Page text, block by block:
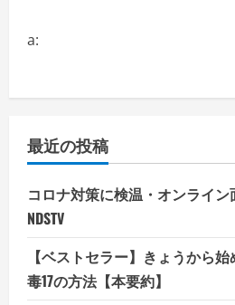
a:
最近の投稿
コロナ対策に検温・オンライ
NDSTV
【ベストセラー】きょうから
毒17の方法【本要約】